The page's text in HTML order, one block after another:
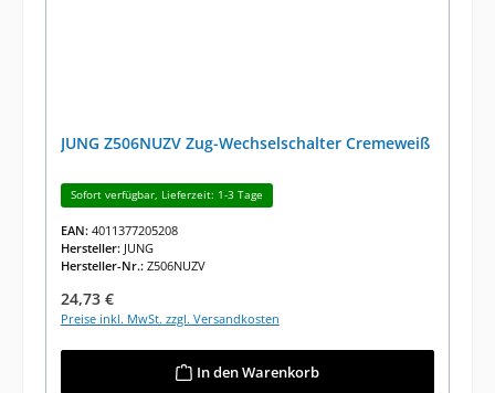
JUNG Z506NUZV Zug-Wechselschalter Cremeweiß
Sofort verfügbar, Lieferzeit: 1-3 Tage
EAN: 4011377205208
Hersteller: JUNG
Hersteller-Nr.: Z506NUZV
Regulärer Preis:
24,73 €
Preise inkl. MwSt. zzgl. Versandkosten
In den Warenkorb